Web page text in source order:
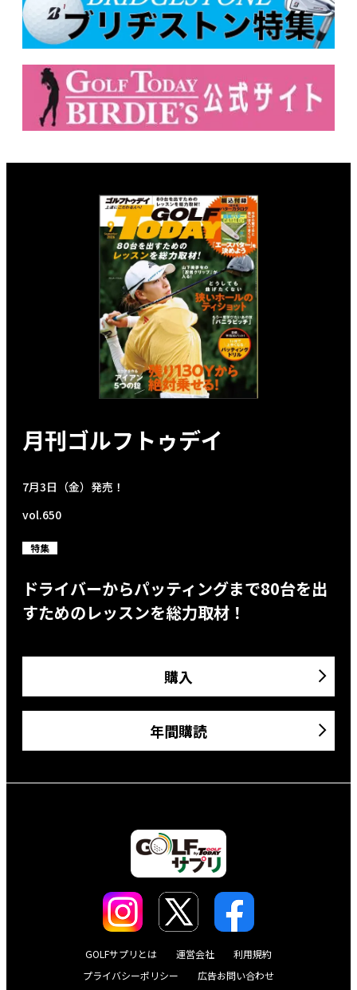
月刊ゴルフトゥデイ
7月3日（金）発売！
vol.650
特集
ドライバーからパッティングまで80台を出
すためのレッスンを総力取材！
購入
年間購読
GOLFサプリとは 運営会社
利用規約
プライバシーポリシー
広告お問い合わせ